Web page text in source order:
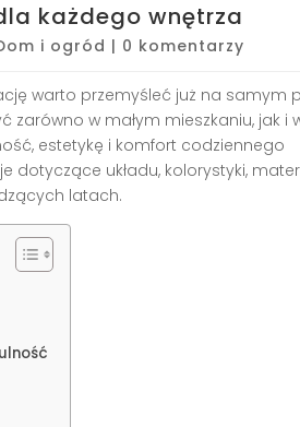
każdego wnętrza
i ogród | 0 komentarzy
warto przemyśleć już na samym
zarówno w małym mieszkaniu, jak i
estetykę i komfort codziennego
dotyczące układu, kolorystyki,
latach.